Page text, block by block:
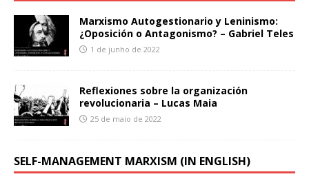
Marxismo Autogestionario y Leninismo:
¿Oposición o Antagonismo? – Gabriel Teles
1 de junho de 2022
Reflexiones sobre la organización
revolucionaria – Lucas Maia
25 de maio de 2022
SELF-MANAGEMENT MARXISM (IN ENGLISH)